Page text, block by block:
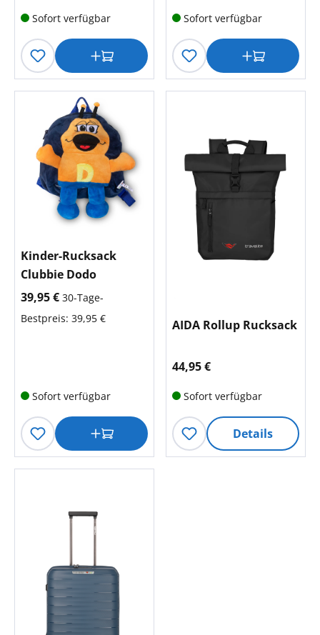
Sofort verfügbar Sofort verfügbar
Kinder-Rucksack
Clubbie Dodo
aktueller Preis:
39,95 € 30-Tage-
Bestpreis: 39,95 €
Sofort verfügbar
AIDA Rollup Rucksack
aktueller Preis:
44,95 €
Sofort verfügbar
Details